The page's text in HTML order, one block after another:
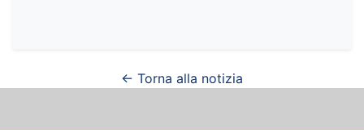
← Torna alla notizia